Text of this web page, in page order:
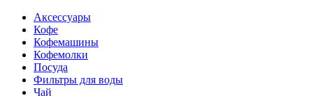
Аксессуары
Кофе
Кофемашины
Кофемолки
Посуда
Фильтры для воды
Чай